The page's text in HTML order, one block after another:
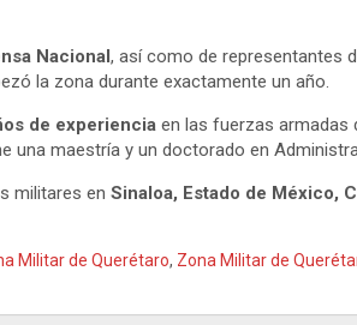
Nacional, así como de representantes
la zona durante exactamente un año.
de experiencia en las fuerzas armadas
una maestría y un doctorado en
militares en Sinaloa, Estado de México,
Militar de Querétaro, Zona Militar de